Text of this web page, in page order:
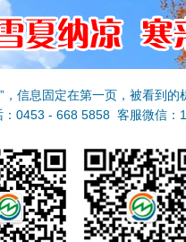
，信息固定在第一页，被看到的
：0453 - 668 5858 客服微信：